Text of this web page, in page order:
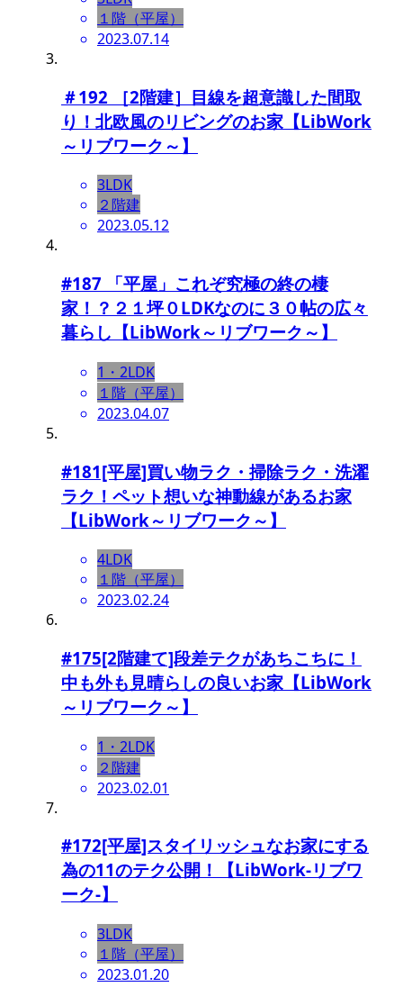
１階（平屋）
2023.07.14
＃192 ［2階建］目線を超意識した間取
り！北欧風のリビングのお家【LibWork
～リブワーク～】
3LDK
２階建
2023.05.12
#187 「平屋」これぞ究極の終の棲
家！？２１坪０LDKなのに３０帖の広々
暮らし【LibWork～リブワーク～】
1・2LDK
１階（平屋）
2023.04.07
#181[平屋]買い物ラク・掃除ラク・洗濯
ラク！ペット想いな神動線があるお家
【LibWork～リブワーク～】
4LDK
１階（平屋）
2023.02.24
#175[2階建て]段差テクがあちこちに！
中も外も見晴らしの良いお家【LibWork
～リブワーク～】
1・2LDK
２階建
2023.02.01
#172[平屋]スタイリッシュなお家にする
為の11のテク公開！【LibWork-リブワ
ーク-】
3LDK
１階（平屋）
2023.01.20